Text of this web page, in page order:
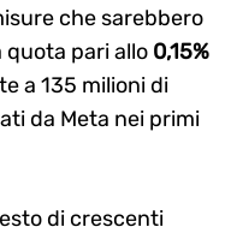
che sarebbero
quota pari allo 0,15%
a 135 milioni di
da Meta nei primi
di crescenti